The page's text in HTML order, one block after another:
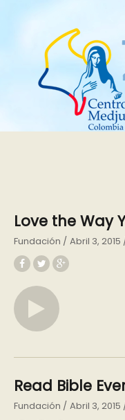
Love the Way
Fundación Abril 3, 2015
Read Bible
Fundación Abril 3, 2015